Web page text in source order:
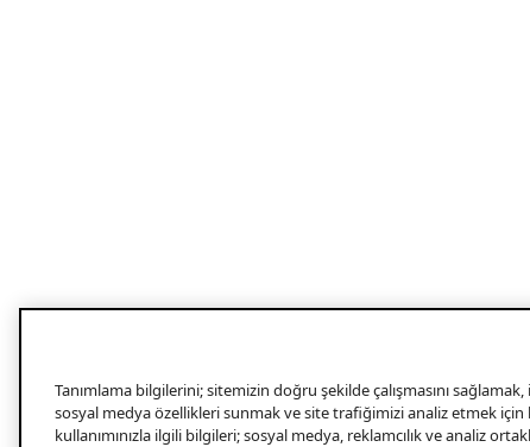
Tanımlama bilgilerini; sitemizin doğru şekilde çalışmasını
sosyal medya özellikleri sunmak ve site trafiğimizi analiz etmek için
kullanımınızla ilgili bilgileri; sosyal medya, reklamcılık ve analiz